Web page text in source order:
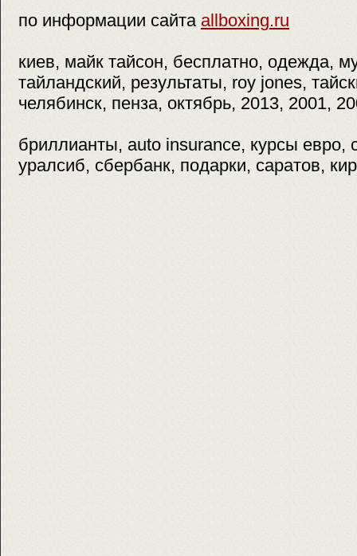
по информации сайта allboxing.ru
киев, майк тайсон, бесплатно, одежда,
тайландский, результаты, roy jones,
челябинск, пенза, октябрь, 2013, 2001,
бриллианты, auto insurance, курсы евро,
уралсиб, сбербанк, подарки, саратов,